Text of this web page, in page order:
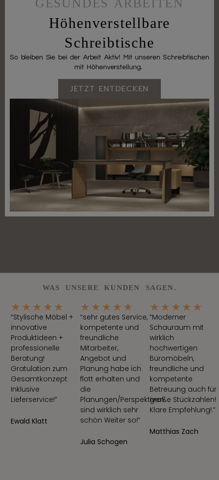
GESUNDES ARBEITEN
Höhenverstellbare
Schreibtische
So bleiben Sie bei der Arbeit Aktiv! Mit unseren Schreibtischen
mit Höhenverstellung.
JETZT ENTDECKEN
WAS UNSERE KUNDEN SAGEN.
★ ★ ★ ★ ★
“Stylische Möbel +
innovative
Produktideen +
professionelle
Beratung!
Gratulation zum
Gesamtkonzept
Inklusive
Lieferservice!”
Ewald Klatt
★ ★ ★ ★ ★
“sehr gutes Service,
kompetente und
freundliche
Mitarbeiter,
Angebot und
Planung habe ich
flott erhalten und
die
Planungen/Perspektiven
sind wirklich sehr
schön Weiter so!”
Julia Schogen
★ ★ ★ ★ ★
“Moderner
Schauraum mit
wirklich
hochwertigen
Büromöbeln,
freundliche und
kompetente
Betreuung auch für
große Stückzahlen!
Klare Empfehlung!.”
Matthias Zach